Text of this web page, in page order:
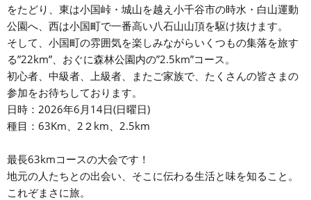
をたどり、東は小国峠・城山を越え小千谷市の時水・白山運動
公園へ、西は小国町で一番高い八石山山頂を駆け抜けます。
そして、小国町の雰囲気を楽しみながらいくつもの集落を旅す
る”22km”、おぐに森林公園内の”2.5km”コース。
初心者、中級者、上級者、またご家族で、たくさんの皆さまの
参加をお待ちしております。
日時：2026年6月14日(日曜日)
種目：63Km、2２km、2.5km
最長63kmコースの大会です！
地元の人たちとの出会い、そこに伝わる生活と味を知ること。
これぞまさに旅。